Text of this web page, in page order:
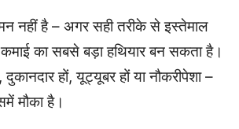
नहीं है – अगर सही तरीके से इस्तेमाल
का सबसे बड़ा हथियार बन सकता है।
हों, यूट्यूबर हों या नौकरीपेशा –
मौका है।